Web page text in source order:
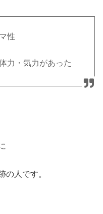
性
力・気力があった
の人です。